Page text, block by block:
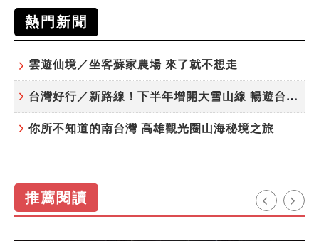
熱門新聞
雲遊仙境／坐客蘇家農場 來了就不想走
台灣好行／新路線！下半年增開大雪山線 暢遊台中更便利
你所不知道的南台灣 高雄觀光圈山海秘境之旅
推薦閱讀